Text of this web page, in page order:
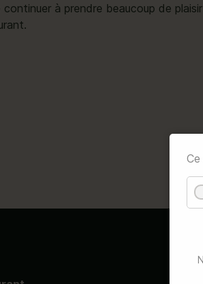
à prendre beaucoup de